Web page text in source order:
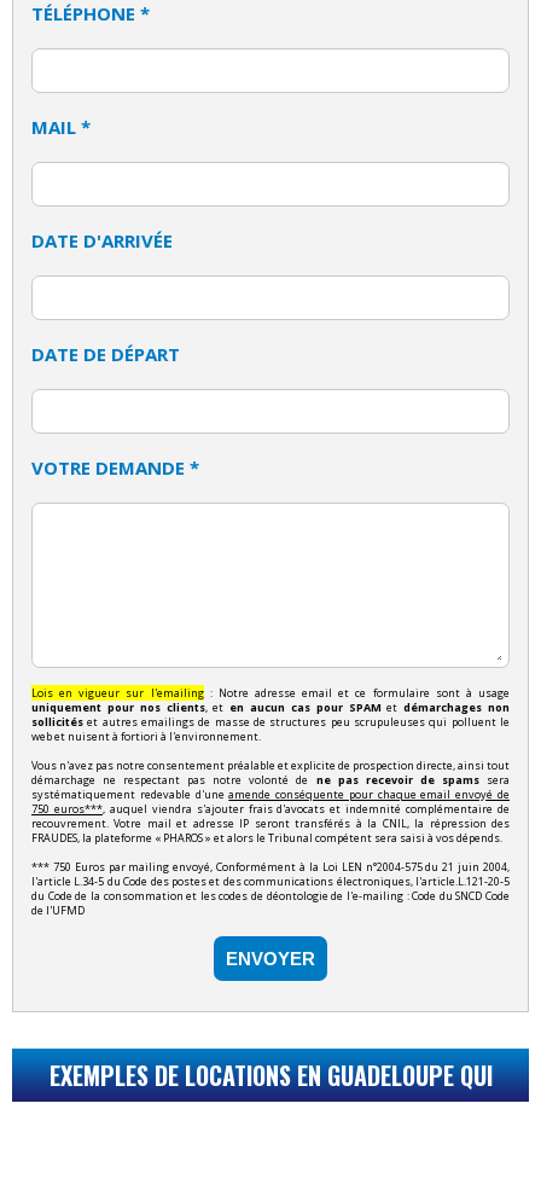
TÉLÉPHONE *
MAIL *
DATE D'ARRIVÉE
DATE DE DÉPART
VOTRE DEMANDE *
Lois en vigueur sur l'emailing: Notre adresse email et ce formulaire sont à usage
uniquement pour nos clients, et en aucun cas pour SPAM etdémarchages non
sollicités et autres emailings de masse de structures peu scrupuleuses qui polluent le
web et nuisent à fortiori à l'environnement.
Vous n'avez pas notre consentement préalable et explicite de prospection directe, ainsi tout
démarchage ne respectant pas notre volonté de ne pas recevoir de spamssera
systématiquement redevable d'uneamende conséquente pour chaque email envoyé de
750 euros***, auquel viendra s'ajouter frais d'avocats et indemnité complémentaire de
recouvrement. Votre mail et adresse IP seront transférés à la CNIL, la répression des
FRAUDES, la plateforme « PHAROS » et alors le Tribunal compétent sera saisi à vos dépends.
*** 750 Euros par mailing envoyé, Conformément à la Loi LEN n°2004-575 du 21 juin 2004,
l'article L.34-5 du Code des postes et des communications électroniques, l'article.L.121-20-5
du Code de la consommation et les codes de déontologie de l'e-mailing : Code du SNCD Code
de l'UFMD
ENVOYER
EXEMPLES DE LOCATIONS EN GUADELOUPE QUI